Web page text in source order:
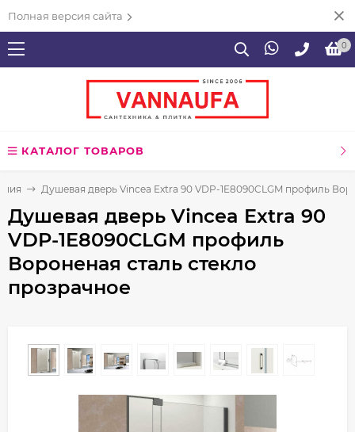
Полная версия сайта
0
КАТАЛОГ ТОВАРОВ
Душевая дверь Vincea Extra 90 VDP-1E8090CLGM профиль
Душевая дверь Vincea Extra 90
VDP-1E8090CLGM профиль
Вороненая сталь стекло
прозрачное